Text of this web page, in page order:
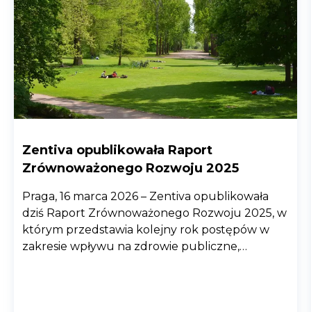
Zentiva opublikowała Raport
Zrównoważonego Rozwoju 2025
Praga, 16 marca 2026 – Zentiva opublikowała
dziś Raport Zrównoważonego Rozwoju 2025, w
którym przedstawia kolejny rok postępów w
zakresie wpływu na zdrowie publiczne,